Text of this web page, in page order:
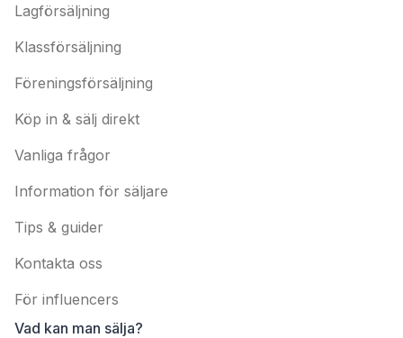
Lagförsäljning
Klassförsäljning
Föreningsförsäljning
Köp in & sälj direkt
Vanliga frågor
Information för säljare
Tips & guider
Kontakta oss
För influencers
Vad kan man sälja?